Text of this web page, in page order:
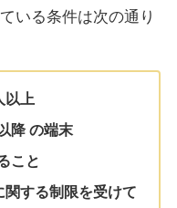
いる条件は次の通り
以上
降 の端末
こと
する制限を受けて